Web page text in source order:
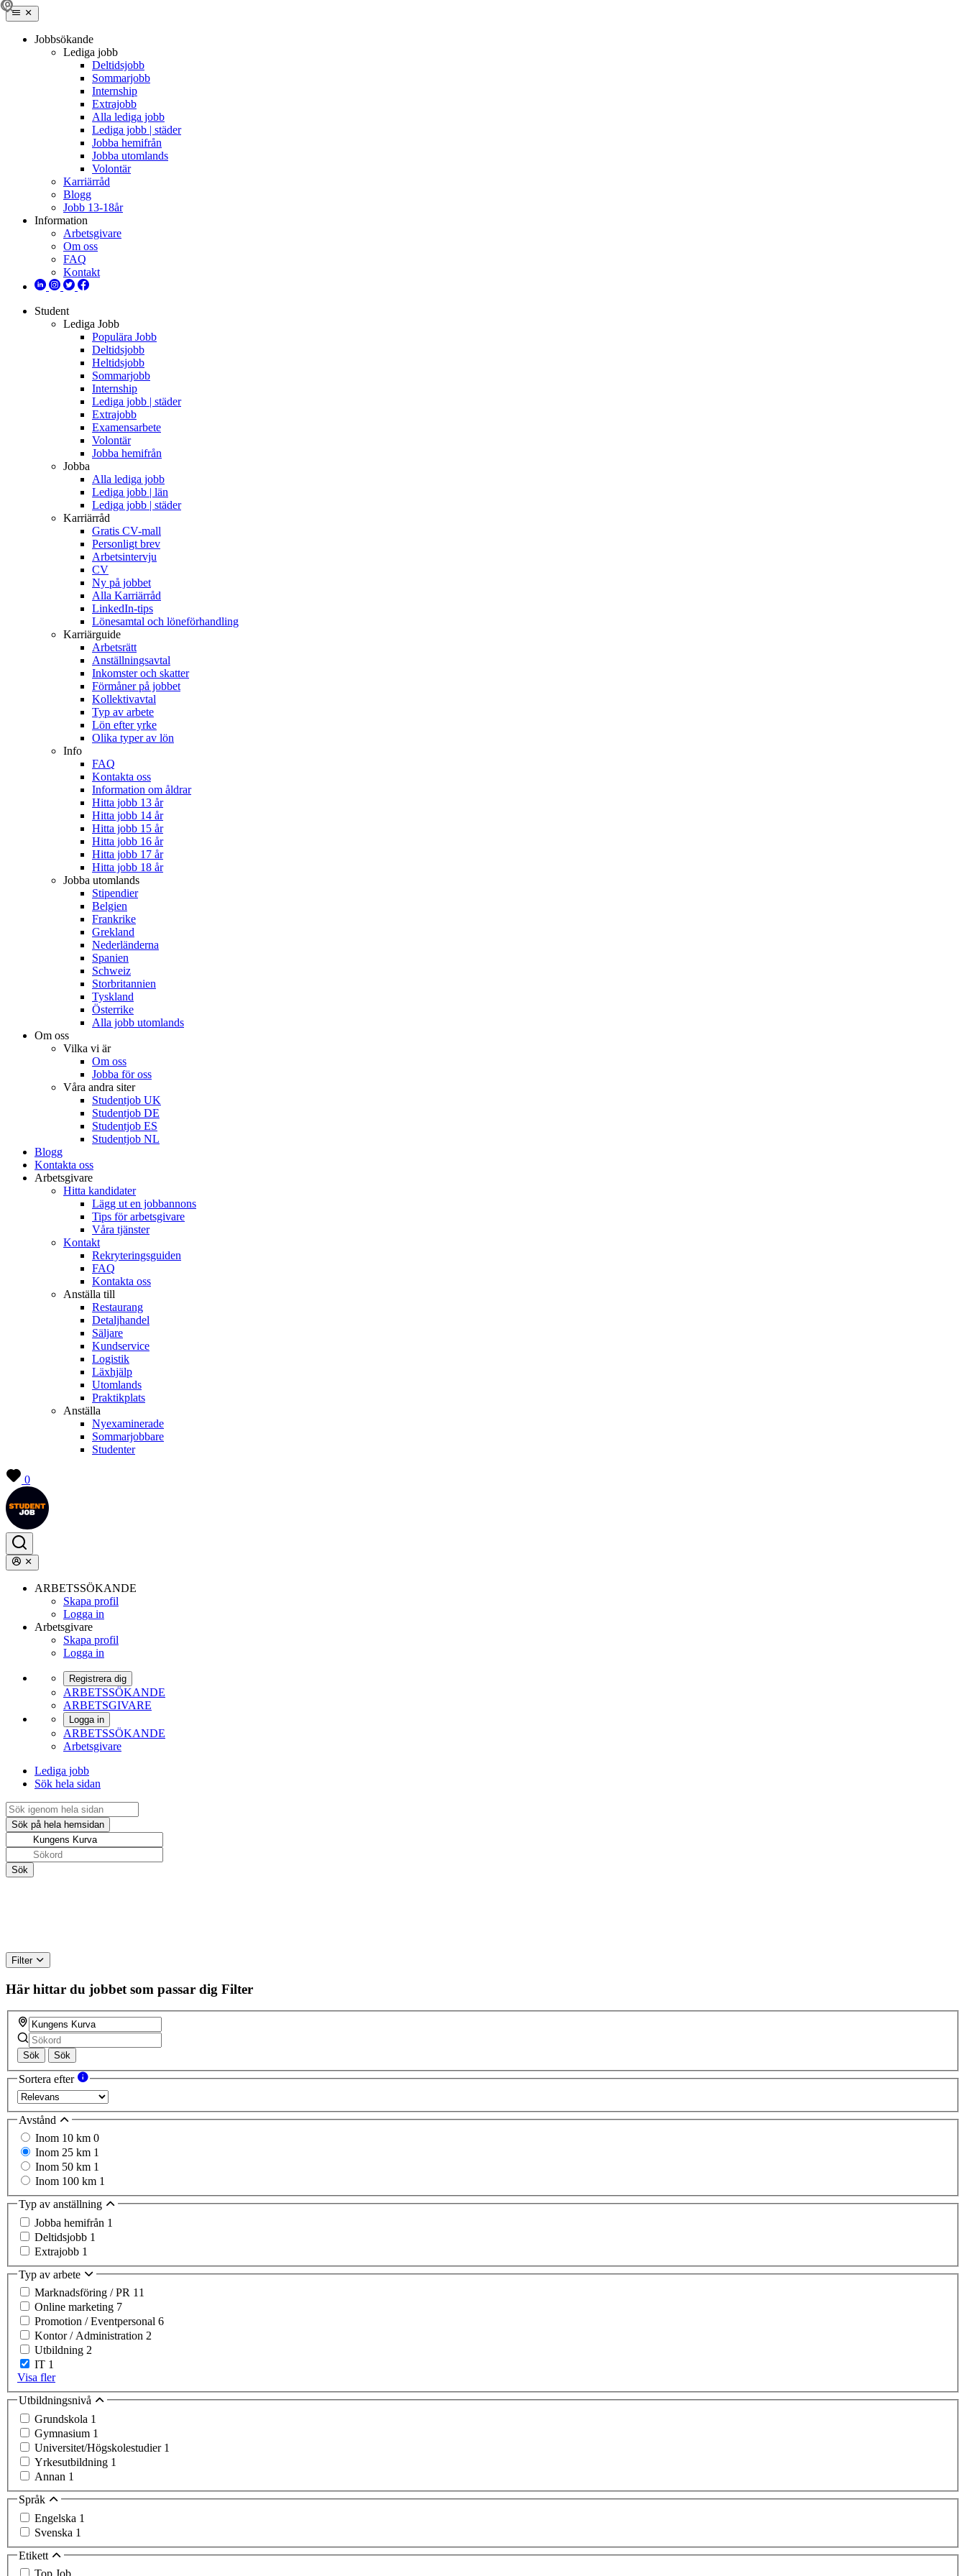
Jobbsökande
Lediga jobb
Deltidsjobb
Sommarjobb
Internship
Extrajobb
Alla lediga jobb
Lediga jobb | städer
Jobba hemifrån
Jobba utomlands
Volontär
Karriärråd
Blogg
Jobb 13-18år
Information
Arbetsgivare
Om oss
FAQ
Kontakt
Student
Lediga Jobb
Populära Jobb
Deltidsjobb
Heltidsjobb
Sommarjobb
Internship
Lediga jobb | städer
Extrajobb
Examensarbete
Volontär
Jobba hemifrån
Jobba
Alla lediga jobb
Lediga jobb | län
Lediga jobb | städer
Karriärråd
Gratis CV-mall
Personligt brev
Arbetsintervju
CV
Ny på jobbet
Alla Karriärråd
LinkedIn-tips
Lönesamtal och löneförhandling
Karriärguide
Arbetsrätt
Anställningsavtal
Inkomster och skatter
Förmåner på jobbet
Kollektivavtal
Typ av arbete
Lön efter yrke
Olika typer av lön
Info
FAQ
Kontakta oss
Information om åldrar
Hitta jobb 13 år
Hitta jobb 14 år
Hitta jobb 15 år
Hitta jobb 16 år
Hitta jobb 17 år
Hitta jobb 18 år
Jobba utomlands
Stipendier
Belgien
Frankrike
Grekland
Nederländerna
Spanien
Schweiz
Storbritannien
Tyskland
Österrike
Alla jobb utomlands
Om oss
Vilka vi är
Om oss
Jobba för oss
Våra andra siter
Studentjob UK
Studentjob DE
Studentjob ES
Studentjob NL
Blogg
Kontakta oss
Arbetsgivare
Hitta kandidater
Lägg ut en jobbannons
Tips för arbetsgivare
Våra tjänster
Kontakt
Rekryteringsguiden
FAQ
Kontakta oss
Anställa till
Restaurang
Detaljhandel
Säljare
Kundservice
Logistik
Läxhjälp
Utomlands
Praktikplats
Anställa
Nyexaminerade
Sommarjobbare
Studenter
0
ARBETSSÖKANDE
Skapa profil
Logga in
Arbetsgivare
Skapa profil
Logga in
Registrera dig
ARBETSSÖKANDE
ARBETSGIVARE
Logga in
ARBETSSÖKANDE
Arbetsgivare
Lediga jobb
Sök hela sidan
Filter
Här hittar du jobbet som passar dig Filter
Sök Sök
Sortera efter
Avstånd
Inom 10 km 0
Inom 25 km 1
Inom 50 km 1
Inom 100 km 1
Typ av anställning
Jobba hemifrån 1
Deltidsjobb 1
Extrajobb 1
Typ av arbete
Marknadsföring / PR 11
Online marketing 7
Promotion / Eventpersonal 6
Kontor / Administration 2
Utbildning 2
IT 1
Visa fler
Utbildningsnivå
Grundskola 1
Gymnasium 1
Universitet/Högskolestudier 1
Yrkesutbildning 1
Annan 1
Språk
Engelska 1
Svenska 1
Etikett